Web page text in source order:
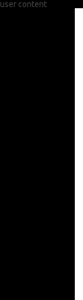
user content